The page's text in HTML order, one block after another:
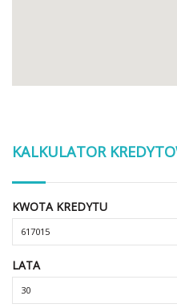
KALKULATOR
KWOTA KREDYTU
LATA